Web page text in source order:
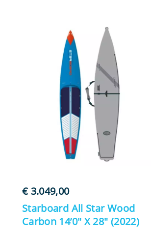
€3.049,00
Starboard All Star Wood
Carbon 14’0″ X 28″ (2022)